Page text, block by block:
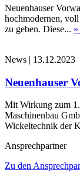
Neuenhauser
hochmodernen,
zu geben. Diese...
News | 13.12.2023
Neuenhauser
Mit Wirkung zum
Maschinenbau
Wickeltechnik der
Ansprechpartner
Zu den